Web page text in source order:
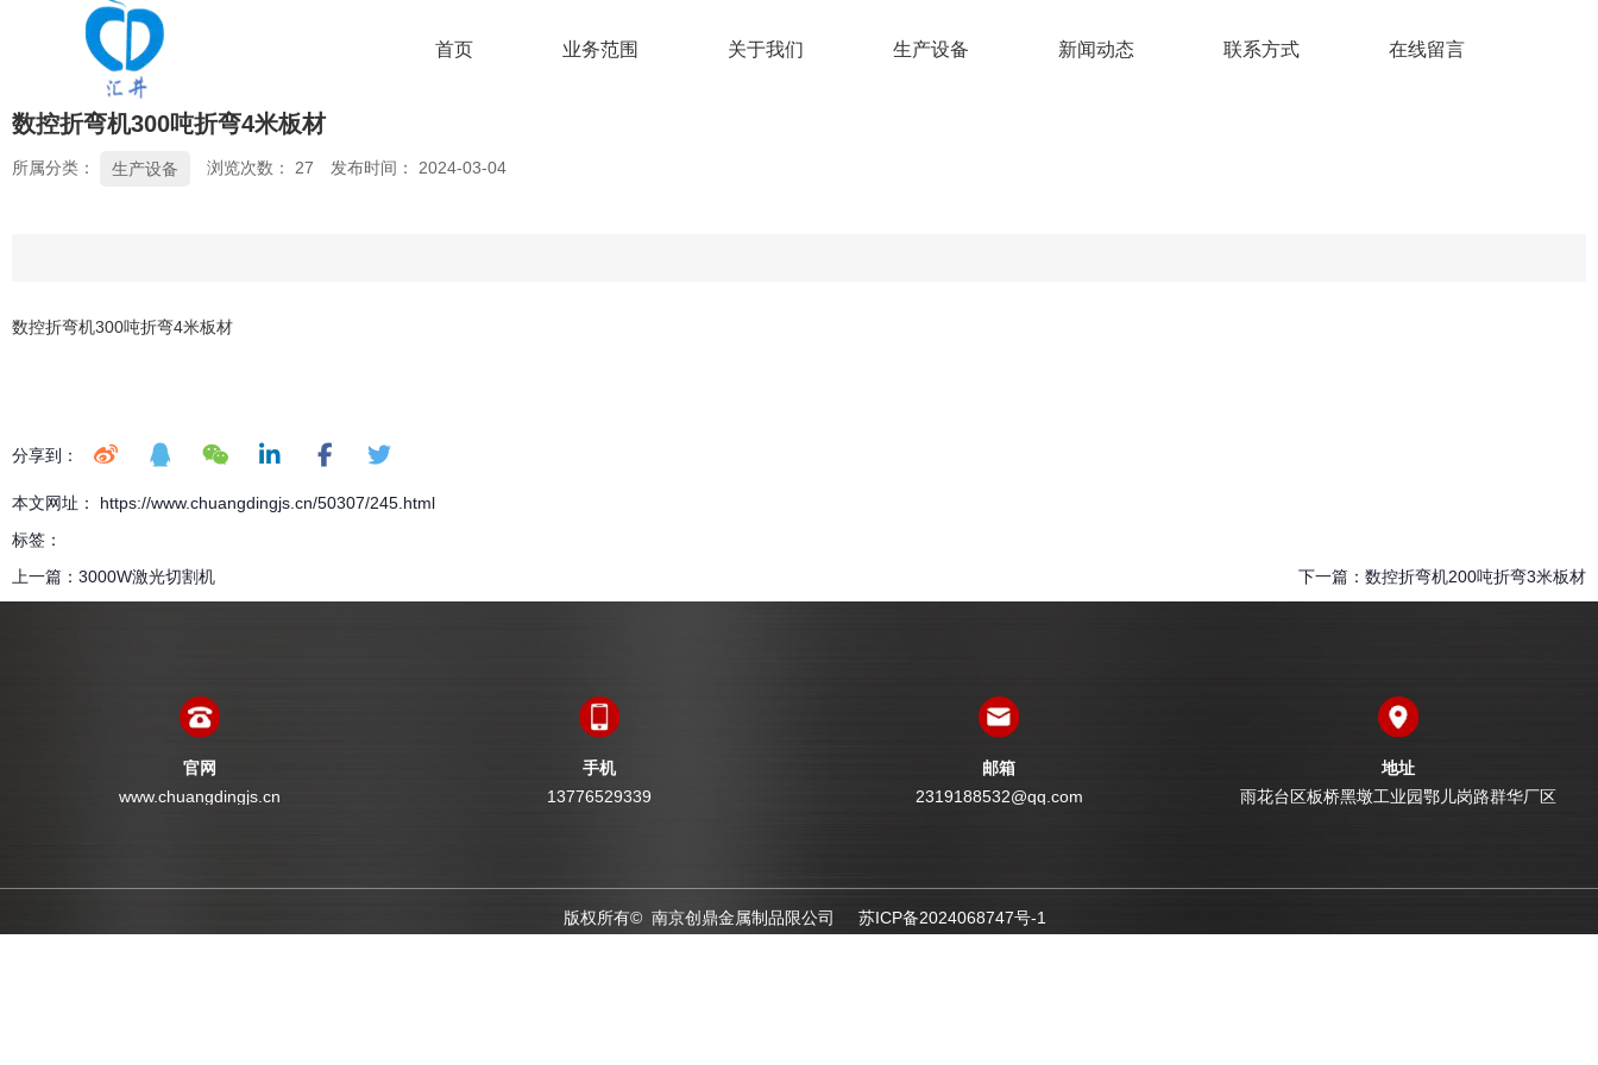
首页 业务范围 关于我们 生产设备 新闻动态 联系方式 在线留言
数控折弯机300吨折弯4米板材
所属分类： 生产设备 浏览次数： 27 发布时间： 2024-03-04
数控折弯机300吨折弯4米板材
分享到：
本文网址： https://www.chuangdingjs.cn/50307/245.html
标签：
上一篇： 3000W激光切割机 下一篇： 数控折弯机200吨折弯3米板材
官网
www.chuangdingjs.cn
手机
13776529339
邮箱
2319188532@qq.com
地址
雨花台区板桥黑墩工业园鄂儿岗路群华厂区
版权所有© 南京创鼎金属制品限公司 苏ICP备2024068747号-1